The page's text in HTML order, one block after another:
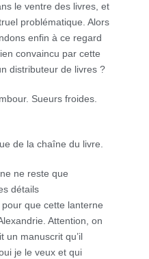
le ventre des livres, et
problématique. Alors
enfin à ce regard
convaincu par cette
distributeur de livres ?
Sueurs froides.
de la chaîne du livre.
ne reste que
détails
que cette lanterne
Attention, on
un manuscrit qu’il
je le veux et qui